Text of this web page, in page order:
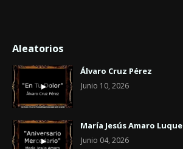
Aleatorios
Álvaro Cruz Pérez
Junio 10, 2026
María Jesús Amaro Luque
Junio 04, 2026